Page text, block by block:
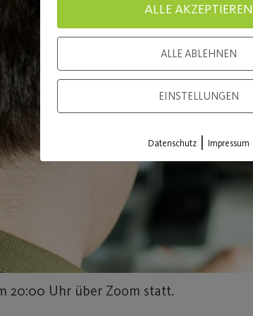
20:00 Uhr über Zoom statt.
ALLE AKZEPTIEREN
ALLE ABLEHNEN
EINSTELLUNGEN
Datenschutz | Impressum